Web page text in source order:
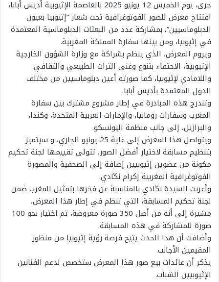
جرى، يوم الخميس 12 يونيو 2025 بالعاصمة الإثيوبية أديس أبابا،
افتتاح معرض للصور الفوتوغرافية تحت شعار “إثيوبيا بعيون
الدبلوماسيين”، بمشاركة عدد من البعثات الدبلوماسية المعتمدة
في إثيوبيا، ومن بينها سفارة المملكة المغربية.
ويروم المعرض، الذي ينظم بشراكة مع وزارة الشؤون الخارجية
الإثيوبية، الاحتفاء بتنوع وغنى التراث الطبيعي والثقافي
واللامادي لإثيوبيا، كما صورته أعين دبلوماسيين من مختلف
الدول المعتمدة بأديس أبابا.
وتندرج هذه المبادرة في إطار مشروع مشترك بين سفارة
المغرب وسفارات رومانيا، والإمارات العربية المتحدة، وكندا،
والبرازيل، إلى جانب منظمة اليونسكو.
ويتواصل هذا المعرض إلى غاية 25 يونيو الجاري، و سيتميز
بتنظيم مسابقة لاختيار أفضل الصور، تتولى تقييمها لجنة تحكيم
مكونة من عضوين إثيوبيين إضافة إلى الصحفية والمصورة
الفوتوغرافية المغربية إكرام نڭادي.
وأعربت السيدة نڭادي بالمناسبة عن فخرها بتمثيل المغرب ضمن
لجنة تحكيم المسابقة، التي تنظم في إطار هذا المعرض،
مشيرة إلى أنه من أصل 350 صورة معروضة، تم اختيار نحو 100
صورة للمشاركة في هذه المسابقة.
وأضافت أن هذا الحدث يتيح فرصة رؤية إثيوبيا من منظور
المقيمين الأجانب.
يذكر أن عائدات بيع صور هذا المعرض ستخصص لدعم الفنانين
الإثيوبيين الشباب.